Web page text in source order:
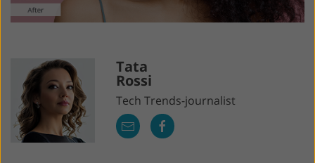
Tata
Rossi
Tech Trends-journalist